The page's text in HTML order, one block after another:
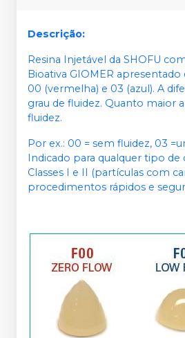
Descrição:
Resina Injetável da SHOFU
Bioativa GIOMER
00 (vermelha) e 03 (azul). A
grau de fluidez. Quanto maior
fluidez.
Por ex.: 00 = sem fluidez, 03
Indicado para qualquer tipo de
Classes I e II (partículas com
procedimentos rápidos e